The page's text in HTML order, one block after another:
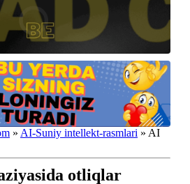
» AI-Suniy intellekt-rasmlari » AI
otliqlar